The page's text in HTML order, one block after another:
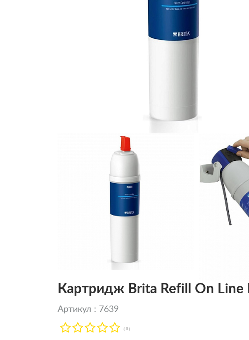
Картридж Brita Refill On
Артикул : 7639
( 0 )